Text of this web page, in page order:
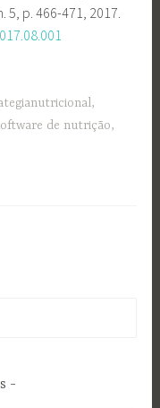
5, p. 466-471, 2017.
,
de nutrição,